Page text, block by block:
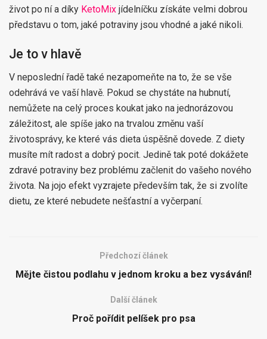
život po ní a díky KetoMix jídelníčku získáte velmi dobrou
představu o tom, jaké potraviny jsou vhodné a jaké nikoli.
Je to v hlavě
V neposlední řadě také nezapomeňte na to, že se vše
odehrává ve vaší hlavě. Pokud se chystáte na hubnutí,
nemůžete na celý proces koukat jako na jednorázovou
záležitost, ale spíše jako na trvalou změnu vaší
životosprávy, ke které vás dieta úspěšně dovede. Z diety
musíte mít radost a dobrý pocit. Jedině tak poté dokážete
zdravé potraviny bez problému začlenit do vašeho nového
života. Na jojo efekt vyzrajete především tak, že si zvolíte
dietu, ze které nebudete nešťastní a vyčerpaní.
Předchozí článek
Mějte čistou podlahu v jednom kroku a bez vysávání!
Další článek
Proč pořídit pelíšek pro psa